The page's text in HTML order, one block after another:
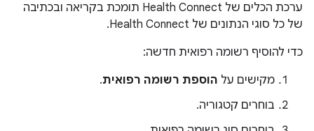
ערכת הכלים של Health Connect תומכת בקריאה ובכתיבה
של כל סוגי הנתונים של Health Connect.
כדי להוסיף רשומה רפואית חדשה:
מקישים על הוספת רשומה רפואית.
בוחרים קטגוריה.